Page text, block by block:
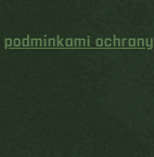
podmínkami ochrany